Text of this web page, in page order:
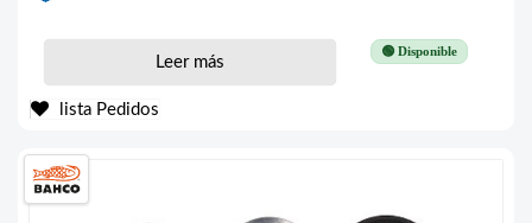
🟢 Disponible
Leer más
lista Pedidos